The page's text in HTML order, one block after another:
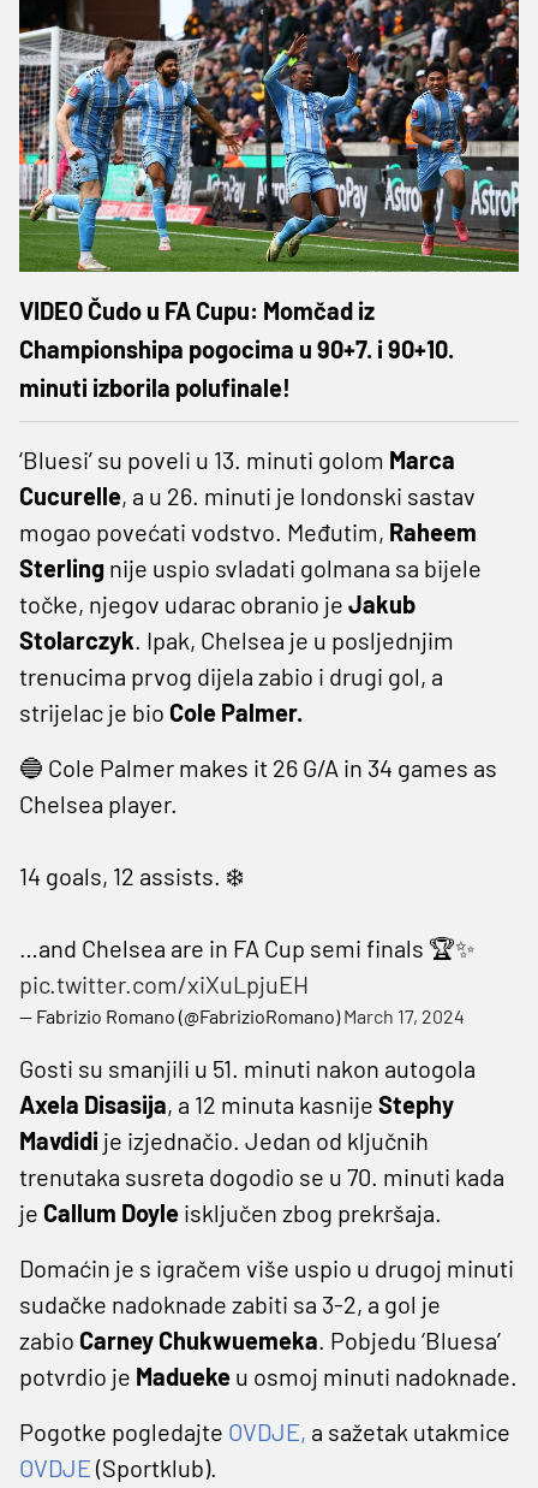
VIDEO Čudo u FA Cupu: Momčad iz
Championshipa pogocima u 90+7. i 90+10.
minuti izborila polufinale!
‘Bluesi’ su poveli u 13. minuti golom Marca
Cucurelle, a u 26. minuti je londonski sastav
mogao povećati vodstvo. Međutim, Raheem
Sterling nije uspio svladati golmana sa bijele
točke, njegov udarac obranio je Jakub
Stolarczyk. Ipak, Chelsea je u posljednjim
trenucima prvog dijela zabio i drugi gol, a
strijelac je bio Cole Palmer.
🔵 Cole Palmer makes it 26 G/A in 34 games as
Chelsea player.
14 goals, 12 assists. ❄️
…and Chelsea are in FA Cup semi finals 🏆✨
pic.twitter.com/xiXuLpjuEH
— Fabrizio Romano (@FabrizioRomano)March 17, 2024
Gosti su smanjili u 51. minuti nakon autogola
Axela Disasija, a 12 minuta kasnije Stephy
Mavdidi je izjednačio. Jedan od ključnih
trenutaka susreta dogodio se u 70. minuti kada
je Callum Doyle isključen zbog prekršaja.
Domaćin je s igračem više uspio u drugoj minuti
sudačke nadoknade zabiti sa 3-2, a gol je
zabio Carney Chukwuemeka. Pobjedu ‘Bluesa’
potvrdio je Madueke u osmoj minuti nadoknade.
Pogotke pogledajte OVDJE, a sažetak utakmice
OVDJE (Sportklub).